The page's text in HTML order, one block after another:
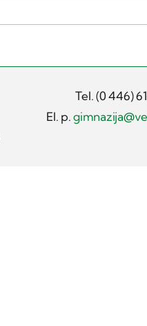
Tel. (0 446)
El. p.